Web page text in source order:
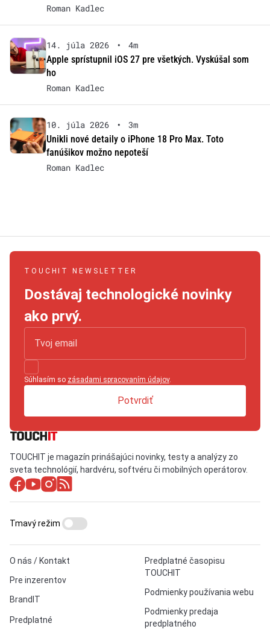
Roman Kadlec
14. júla 2026 •
4m
Apple sprístupnil iOS 27 pre všetkých. Vyskúšal som
ho
Roman Kadlec
10. júla 2026 •
3m
Unikli nové detaily o iPhone 18 Pro Max. Toto
fanúšikov možno nepoteší
Roman Kadlec
TOUCHIT NEWSLETTER
Dostávaj technologické novinky
ako prvý.
Súhlasím so zásadami spracovaním údajov.
Potvrdiť
TOUCHIT je magazín prinášajúci novinky, testy a analýzy zo
sveta technológií, hardvéru, softvéru či mobilných operátorov.
O nás / Kontakt
Pre inzerentov
BrandIT
Predplatné
Predplatné časopisu
TOUCHIT
Podmienky používania webu
Podmienky predaja
predplatného
Tmavý režim